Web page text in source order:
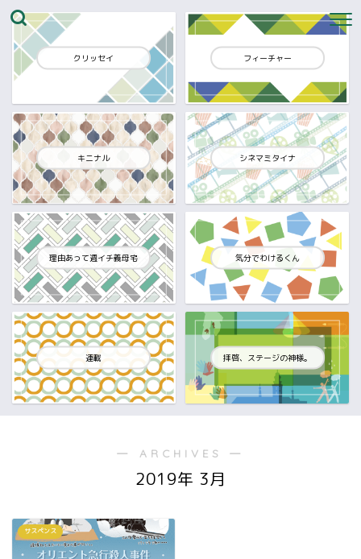
クリッセイ フィーチャー
キニナル シネマミタイナ
理由あって週イチ義母宅 気分でわけるくん
連載 拝啓、ステージの神様。
― ARCHIVES ―
2019年 3月
サスペンス